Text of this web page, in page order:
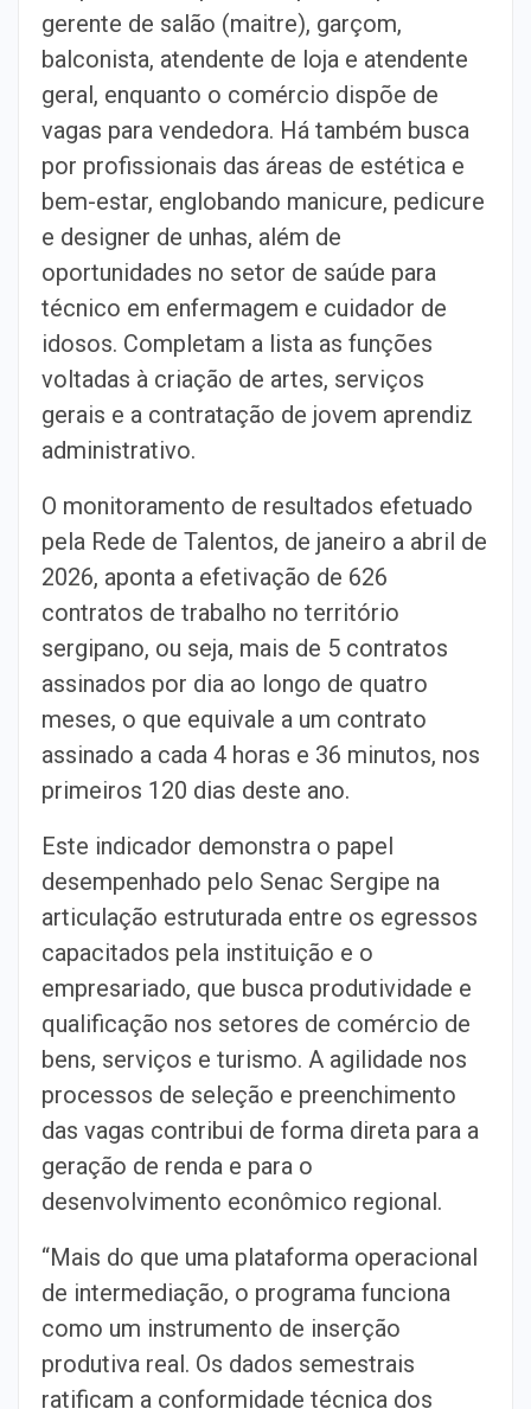
gerente de salão (maitre), garçom,
balconista, atendente de loja e atendente
geral, enquanto o comércio dispõe de
vagas para vendedora. Há também busca
por profissionais das áreas de estética e
bem-estar, englobando manicure, pedicure
e designer de unhas, além de
oportunidades no setor de saúde para
técnico em enfermagem e cuidador de
idosos. Completam a lista as funções
voltadas à criação de artes, serviços
gerais e a contratação de jovem aprendiz
administrativo.
O monitoramento de resultados efetuado
pela Rede de Talentos, de janeiro a abril de
2026, aponta a efetivação de 626
contratos de trabalho no território
sergipano, ou seja, mais de 5 contratos
assinados por dia ao longo de quatro
meses, o que equivale a um contrato
assinado a cada 4 horas e 36 minutos, nos
primeiros 120 dias deste ano.
Este indicador demonstra o papel
desempenhado pelo Senac Sergipe na
articulação estruturada entre os egressos
capacitados pela instituição e o
empresariado, que busca produtividade e
qualificação nos setores de comércio de
bens, serviços e turismo. A agilidade nos
processos de seleção e preenchimento
das vagas contribui de forma direta para a
geração de renda e para o
desenvolvimento econômico regional.
“Mais do que uma plataforma operacional
de intermediação, o programa funciona
como um instrumento de inserção
produtiva real. Os dados semestrais
ratificam a conformidade técnica dos